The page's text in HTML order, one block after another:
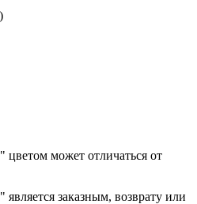
может отличаться от
заказным, возврату или